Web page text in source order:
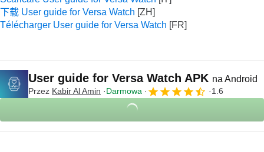
下载 User guide for Versa Watch
Télécharger User guide for Versa Watch
User guide for Versa Watch APK na Android
Przez Kabir Al Amin Darmowa 1.6